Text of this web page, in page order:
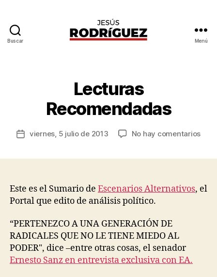
Buscar Menú
Lecturas
Recomendadas
Autor
de
entrada
e
s
ú
R
u
e
Fechaviernes, 5 julio de 2013 No hay comentariosen
Este es el Sumario de Escenarios Alternativos, el
Portal que edito de análisis político.
“PERTENEZCO A UNA GENERACIÓN DE
RADICALES QUE NO LE TIENE MIEDO AL
PODER", dice –entre otras cosas, el senador
Ernesto Sanz en entrevista exclusiva con EA.